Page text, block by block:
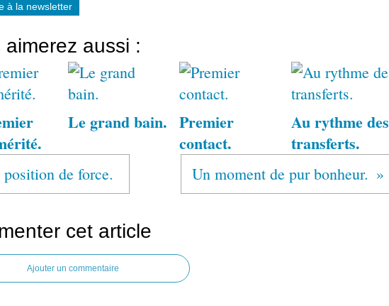
à la newsletter
aimerez aussi :
Le grand bain. Premier
contact.
Au rythme des
transferts.
position de force. Un moment de pur bonheur.
cet article
Ajouter un commentaire